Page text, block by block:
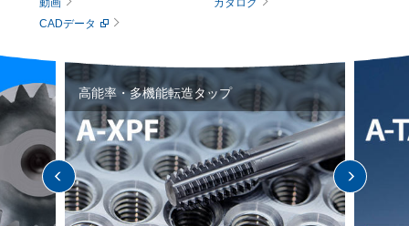
動画
カタログ
CADデータ
高能率・多機能転造タップ